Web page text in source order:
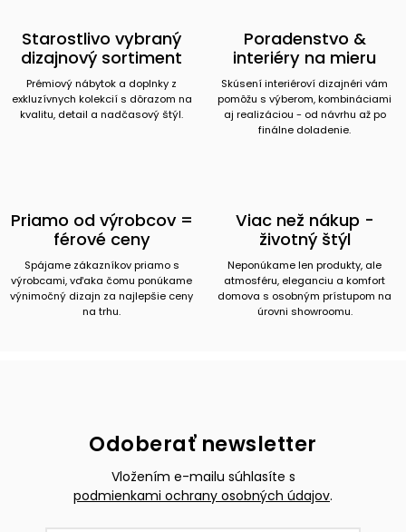
Starostlivo vybraný
dizajnový sortiment
Prémiový nábytok a doplnky z
exkluzívnych kolekcií s dôrazom na
kvalitu, detail a nadčasový štýl.
Poradenstvo &
interiéry na mieru
Skúsení interiéroví dizajnéri vám
pomôžu s výberom, kombináciami
aj realizáciou - od návrhu až po
finálne doladenie.
Priamo od výrobcov =
férové ceny
Spájame zákazníkov priamo s
výrobcami, vďaka čomu ponúkame
výnimočný dizajn za najlepšie ceny
na trhu.
Viac než nákup -
životný štýl
Neponúkame len produkty, ale
atmosféru, eleganciu a komfort
domova s osobným prístupom na
úrovni showroomu.
Odoberať newsletter
Vložením e-mailu súhlasíte s
podmienkami ochrany osobných údajov.